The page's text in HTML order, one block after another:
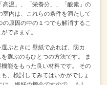
高温」、「栄養分」、「酸素」の
室内は、これらの条件を満たして
の原因の中の１つでも解消するこ
できます。
ぶときに 壁紙であれば、防カ
選ぶのもひとつの方法です。
ま
能をもった良い材料です。
その
、検討してみてはいかがでしょ